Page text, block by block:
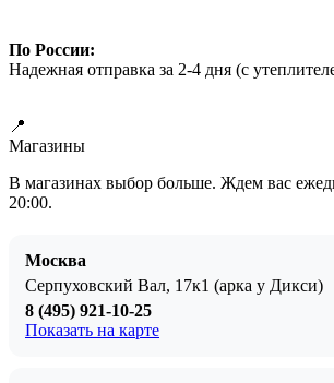
По России:
Надежная отправка за 2-4 дня (с
📍
Магазины
В магазинах выбор больше. Ждем вас
20:00.
Москва
Серпуховский Вал, 17к1 (арка у Дикси)
8 (495) 921-10-25
Показать на карте